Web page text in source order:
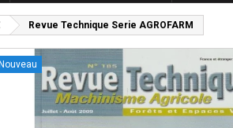
Revue Technique Serie AGROFARM
Nouveau